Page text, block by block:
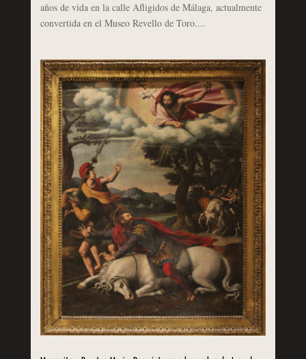
años de vida en la calle Afligidos de Málaga, actualmente
convertida en el Museo Revello de Toro....